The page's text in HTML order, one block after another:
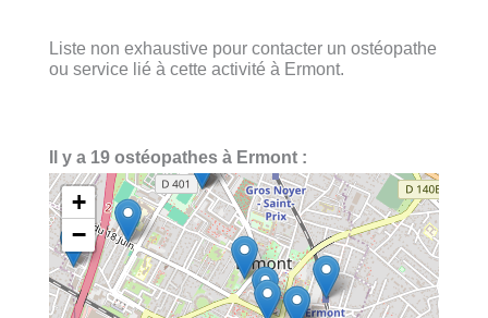
Liste non exhaustive pour contacter un ostéopathe
ou service lié à cette activité à Ermont.
Il y a 19 ostéopathes à Ermont :
+
−